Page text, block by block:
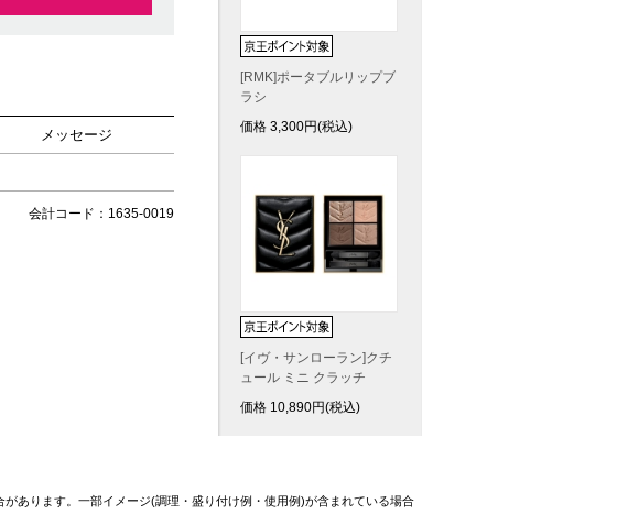
メッセージ
会計コード：1635-0019
[RMK]ポータブルリップブ
ラシ
価格 3,300円(税込)
[イヴ・サンローラン]クチ
ュール ミニ クラッチ
価格 10,890円(税込)
あります。一部イメージ(調理・盛り付け例・使用例)が含まれている場合